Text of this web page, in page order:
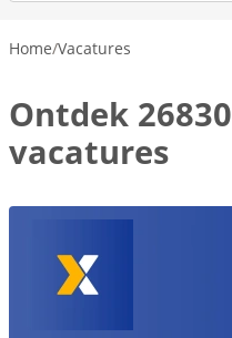
Home/Vacatures
Ontdek 26830
vacatures